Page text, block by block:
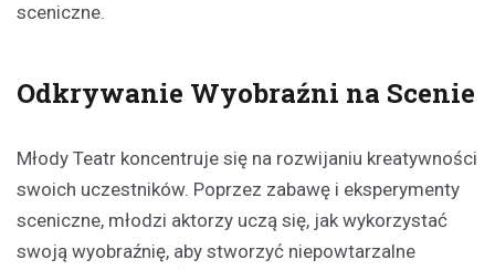
sceniczne.
Odkrywanie Wyobraźni na Scenie
Młody Teatr koncentruje się na rozwijaniu kreatywności
swoich uczestników. Poprzez zabawę i eksperymenty
sceniczne, młodzi aktorzy uczą się, jak wykorzystać
swoją wyobraźnię, aby stworzyć niepowtarzalne